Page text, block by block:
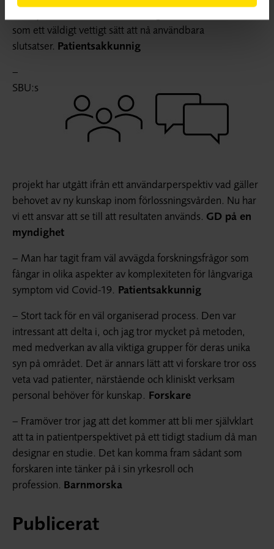
som ett väldigt vettigt sätt att nå användbara
slutsatser. Patientsakkunnig
–
SBU:s
projekt har utgått ifrån ett användarperspektiv vad gäller
behovet av ny kunskap inom förlossningsvården. Nu har
vi ett ansvar att se till att resultaten används. GD på en
myndighet
– Man har tagit fram väl avvägda forskningsfrågor som
fångar in olika aspekter av komplexiteten för långvariga
symptom vid Covid-19. Patientsakkunnig
– Stort tack för en väl organiserad process. Den var
intressant att delta i, och jag tror mycket på metoden,
med medverkan av alla viktiga grupper för deras unika
syn på området. Det är annars lätt att vi forskare tror oss
veta vad patienter, närstående och kliniskt verksam
personal behöver för kunskap. Forskare
– Framöver tror jag att det kommer att bli mer självklart
att ta in patientperspektivet på ett tidigt stadium då man
designar en studie. Det kan komma fram sådant som
forskaren inte tänker på i sin yrkesroll och
profession. Barnmorska
Publicerat